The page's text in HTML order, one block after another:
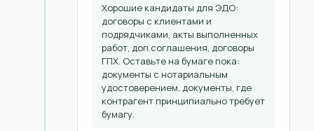
Хорошие кандидаты для ЭДО:
договоры с клиентами и
подрядчиками, акты выполненных
работ, доп.соглашения, договоры
ГПХ. Оставьте на бумаге пока:
документы с нотариальным
удостоверением, документы, где
контрагент принципиально требует
бумагу.